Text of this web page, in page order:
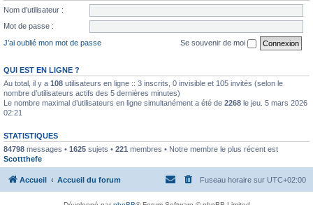
Nom d’utilisateur :
Mot de passe :
J’ai oublié mon mot de passe
Se souvenir de moi
QUI EST EN LIGNE ?
Au total, il y a 108 utilisateurs en ligne :: 3 inscrits, 0 invisible et 105 invités (selon le
nombre d’utilisateurs actifs des 5 dernières minutes)
Le nombre maximal d’utilisateurs en ligne simultanément a été de 2268 le jeu. 5 mars 2026
02:21
STATISTIQUES
84798 messages • 1625 sujets • 221 membres • Notre membre le plus récent est
Scottthefe
Accueil Accueil du forum Fuseau horaire sur UTC+02:00